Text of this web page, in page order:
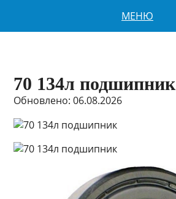
МЕНЮ
70 134л подшипник
Обновлено: 06.08.2026